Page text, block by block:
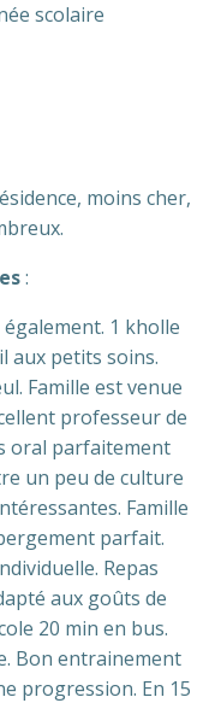
scolaire
moins cher,
:
1 kholle
aux petits soins.
Famille est venue
professeur de
oral parfaitement
un peu de culture
Famille
parfait.
Repas
aux goûts de
20 min en bus.
Bon entrainement
progression. En 15